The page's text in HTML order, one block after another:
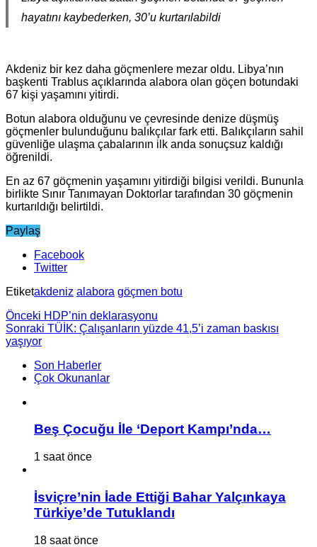
hayatını kaybederken, 30’u kurtarılabildi
Akdeniz bir kez daha göçmenlere mezar oldu. Libya’nın
başkenti Trablus açıklarında alabora olan göçen botundaki
67 kişi yaşamını yitirdi.
Botun alabora olduğunu ve çevresinde denize düşmüş
göçmenler bulunduğunu balıkçılar fark etti. Balıkçıların sahil
güvenliğe ulaşma çabalarının ilk anda sonuçsuz kaldığı
öğrenildi.
En az 67 göçmenin yaşamını yitirdiği bilgisi verildi. Bununla
birlikte Sınır Tanımayan Doktorlar tarafından 30 göçmenin
kurtarıldığı belirtildi.
Paylaş
Facebook
Twitter
Etiketakdeniz alabora göçmen botu
Önceki HDP’nin deklarasyonu
Sonraki TÜİK: Çalışanların yüzde 41,5’i zaman baskısı
yaşıyor
Son Haberler
Çok Okunanlar
Beş Çocuğu İle ‘Deport Kampı’nda…
1 saat önce
İsviçre’nin İade Ettiği Bahar Yalçınkaya
Türkiye’de Tutuklandı
18 saat önce